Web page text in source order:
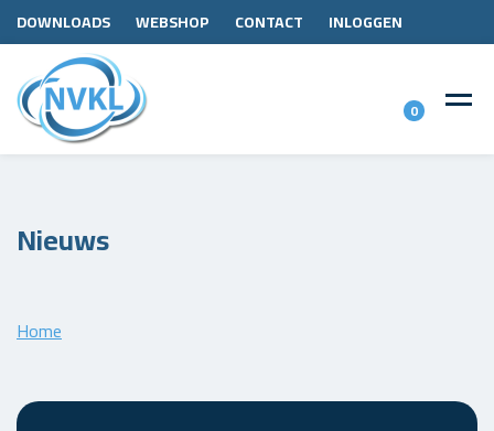
DOWNLOADS WEBSHOP CONTACT INLOGGEN
0
Nieuws
Home